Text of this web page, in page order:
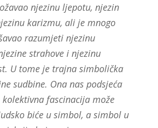
njezinu ljepotu, njezin
karizmu, ali je mnogo
razumjeti njezinu
strahove i njezinu
U tome je trajna simbolička
sudbine. Ona nas podsjeća
fascinacija može
biće u simbol, a simbol u